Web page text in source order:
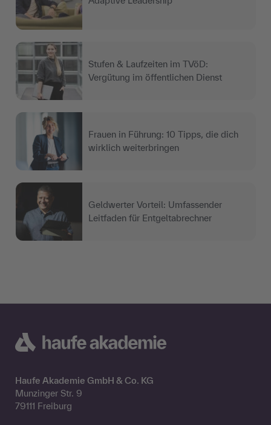
Stufen & Laufzeiten im TVöD:
Vergütung im öffentlichen Dienst
Frauen in Führung: 10 Tipps, die dich
wirklich weiterbringen
Geldwerter Vorteil: Umfassender
Leitfaden für Entgeltabrechner
Haufe Akademie GmbH & Co. KG
Munzinger Str. 9
79111 Freiburg